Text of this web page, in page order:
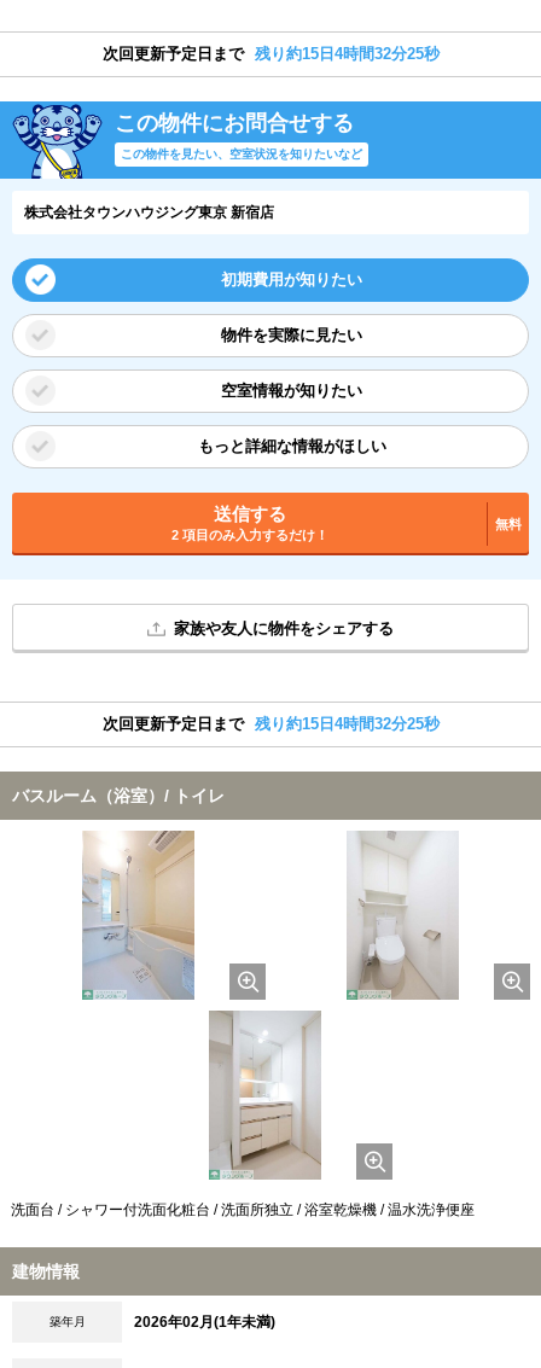
次回更新予定日まで 残り約15日4時間32分24秒
この物件にお問合せする
この物件を見たい、空室状況を知りたいなど
株式会社タウンハウジング東京 新宿店
初期費用が知りたい
物件を実際に見たい
空室情報が知りたい
もっと詳細な情報がほしい
送信する
2 項目のみ入力するだけ！
無料
家族や友人に物件をシェアする
次回更新予定日まで 残り約15日4時間32分24秒
バスルーム（浴室）/ トイレ
洗面台 / シャワー付洗面化粧台 / 洗面所独立 / 浴室乾燥機 / 温水洗浄便座
建物情報
築年月 2026年02月(1年未満)